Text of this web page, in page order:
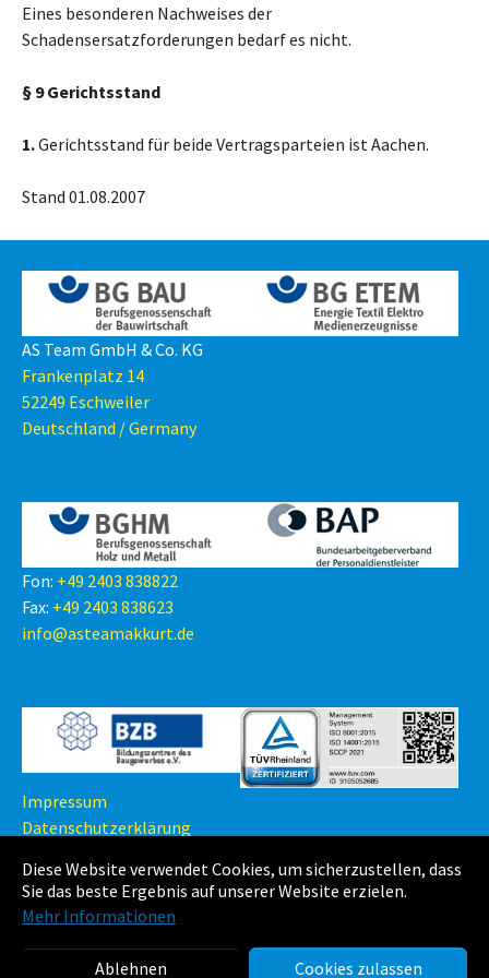
Diese Website verwendet Cookies, um sicherzustellen, dass
Sie das beste Ergebnis auf unserer Website erzielen.
Mehr Informationen
Ablehnen Cookies zulassen
Eines besonderen Nachweises der
Schadensersatzforderungen bedarf es nicht.
§ 9 Gerichtsstand
1.Gerichtsstand für beide Vertragsparteien ist Aachen.
Stand 01.08.2007
AS Team GmbH & Co. KG
Frankenplatz 14
52249 Eschweiler
Deutschland / Germany
Fon: +49 2403 838822
Fax: +49 2403 838623
info@asteamakkurt.de
Impressum
Datenschutzerklärung
AGB